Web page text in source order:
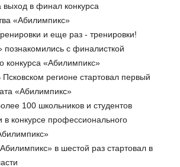
выход в финал конкурса
«Абилимпикс»
и еще раз - тренировки!
познакомились с финалисткой
конкурса «Абилимпикс»
регионе стартовал первый
«Абилимпикс»
100 школьников и студентов
в конкурсе профессионального
в шестой раз стартовал в